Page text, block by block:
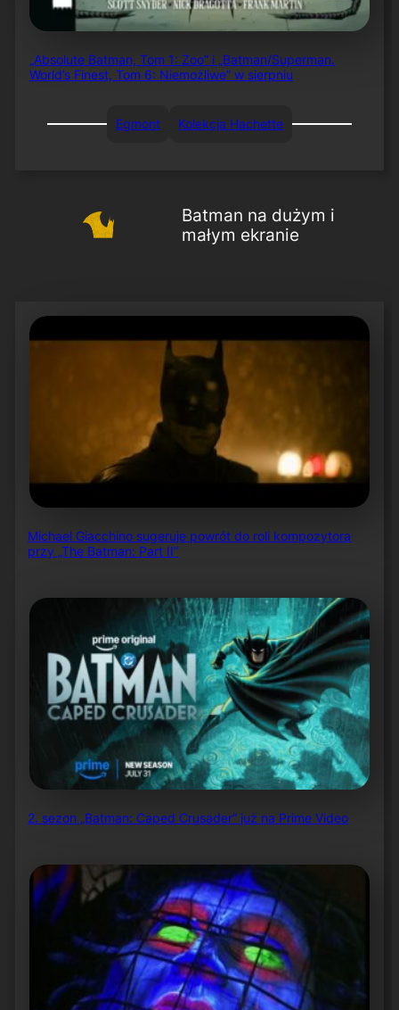
„Absolute Batman, Tom 1: Zoo” i „Batman/Superman.
World’s Finest, Tom 6: Niemożliwe” w sierpniu
Egmont Kolekcja Hachette
Batman na dużym i
małym ekranie
Michael Giacchino sugeruje powrót do roli kompozytora
przy „The Batman: Part II”
2. sezon „Batman: Caped Crusader” już na Prime Video